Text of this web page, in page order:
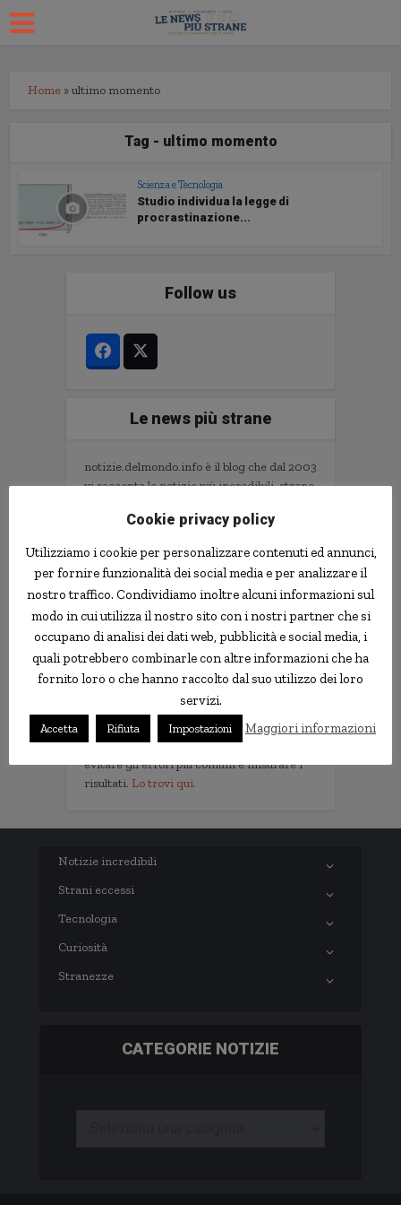
Home »ultimo momento
Tag - ultimo momento
Scienza e Tecnologia
Studio individua la legge di
procrastinazione...
Follow us
Le news più strane
notizie.delmondo.info è il blog che dal 2003
vi racconta le notizie più incredibili, strane,
ladri imbranati, prodotti assurdi, ricerche
Informativa Privacy
Contatti
Implementare l'AI nella tua impresa senza
metodo e gli strumenti.
Non servono competenze tecniche. Serve
un metodo per scegliere i progetti giusti,
evitare gli errori più comuni e misurare i
risultati. Lo trovi qui.
Notizie incredibili
Strani eccessi
Tecnologia
Curiosità
Stranezze
CATEGORIE NOTIZIE
Cookie privacy policy
Utilizziamo i cookie per personalizzare contenuti ed annunci,
per fornire funzionalità dei social media e per analizzare il
nostro traffico. Condividiamo inoltre alcuni informazioni sul
modo in cui utilizza il nostro sito con i nostri partner che si
occupano di analisi dei dati web, pubblicità e social media, i
quali potrebbero combinarle con altre informazioni che ha
fornito loro o che hanno raccolto dal suo utilizzo dei loro
servizi.
Accetta Rifiuta Impostazioni Maggiori informazioni